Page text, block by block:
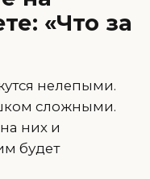
«Что за
нелепыми.
сложными.
них и
будет